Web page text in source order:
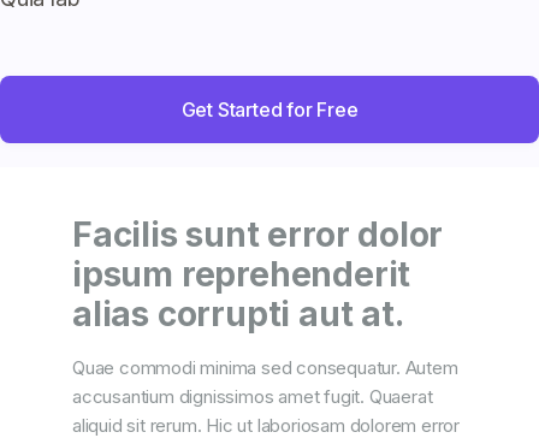
Get Started for Free
Facilis sunt error dolor
ipsum reprehenderit
alias corrupti aut at.
Quae commodi minima sed consequatur. Autem
accusantium dignissimos amet fugit. Quaerat
aliquid sit rerum. Hic ut laboriosam dolorem error